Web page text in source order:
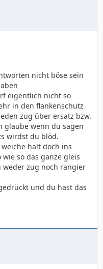
nicht böse sein
eigentlich nicht so
in den flankenschutz
zug über ersatz bzw.
glaube wenn du sagen
wirdst du blöd.
halt doch ins
so das ganze gleis
zug noch rangier
und du hast das